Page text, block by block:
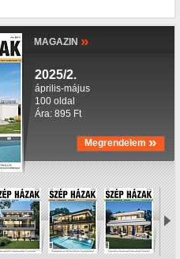
MAGAZIN »
2025/2.
április-május
100 oldal
Ára: 895 Ft
Megrendelem »